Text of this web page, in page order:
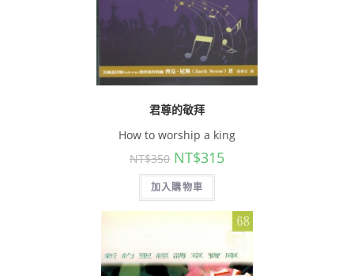
君尊的敬拜
How to worship a king
NT$350 NT$315
加入購物車